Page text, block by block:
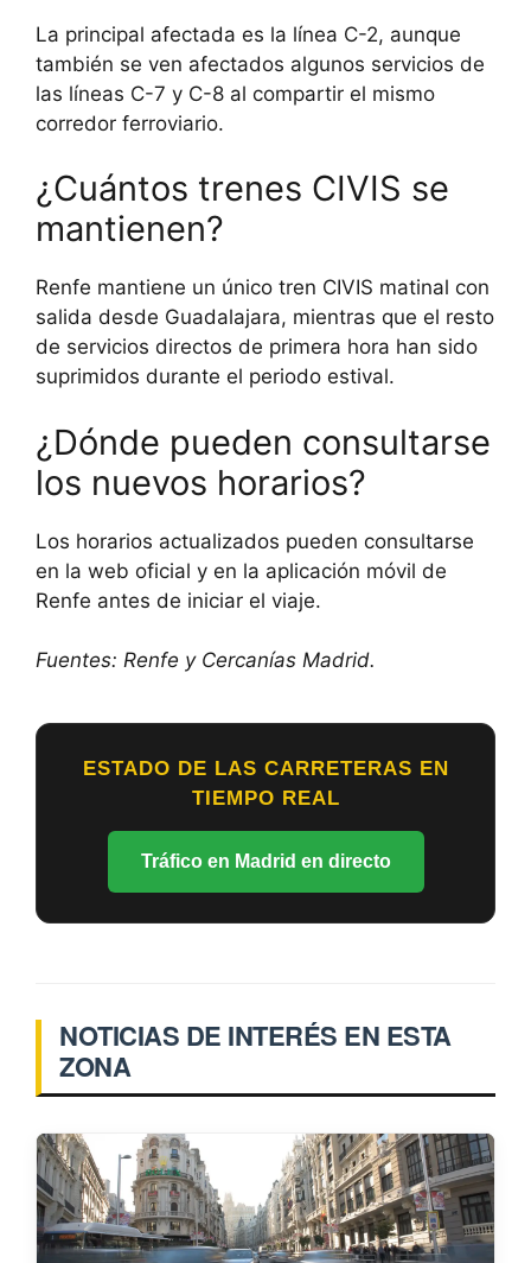
La principal afectada es la línea C-2, aunque
también se ven afectados algunos servicios de
las líneas C-7 y C-8 al compartir el mismo
corredor ferroviario.
¿Cuántos trenes CIVIS se
mantienen?
Renfe mantiene un único tren CIVIS matinal con
salida desde Guadalajara, mientras que el resto
de servicios directos de primera hora han sido
suprimidos durante el periodo estival.
¿Dónde pueden consultarse
los nuevos horarios?
Los horarios actualizados pueden consultarse
en la web oficial y en la aplicación móvil de
Renfe antes de iniciar el viaje.
Fuentes: Renfe y Cercanías Madrid.
ESTADO DE LAS CARRETERAS EN
TIEMPO REAL
Tráfico en Madrid en directo
NOTICIAS DE INTERÉS EN ESTA
ZONA